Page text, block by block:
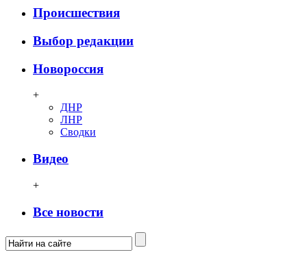
Происшествия
Выбор редакции
Новороссия
+
ДНР
ЛНР
Сводки
Видео
+
Все новости